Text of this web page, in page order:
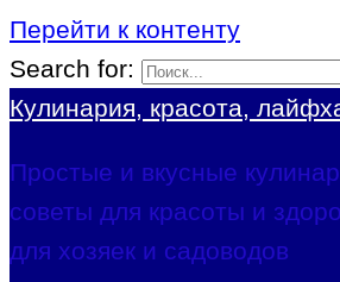
Перейти к контенту
Search for:
Кулинария, красота,
Простые и вкусные
советы для красоты и
для хозяек и садоводов